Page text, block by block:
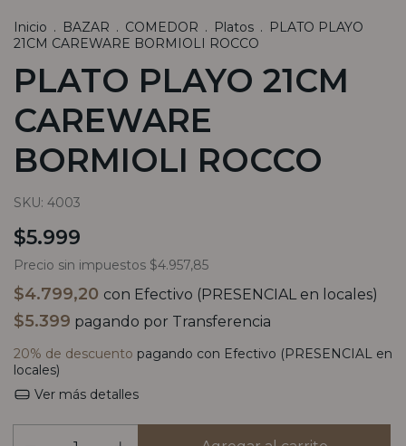
Inicio . BAZAR . COMEDOR . Platos . PLATO PLAYO
21CM CAREWARE BORMIOLI ROCCO
PLATO PLAYO 21CM
CAREWARE
BORMIOLI ROCCO
SKU: 4003
$5.999
Precio sin impuestos $4.957,85
$4.799,20 con Efectivo (PRESENCIAL en locales)
$5.399 pagando por Transferencia
20% de descuento pagando con Efectivo (PRESENCIAL en
locales)
Ver más detalles